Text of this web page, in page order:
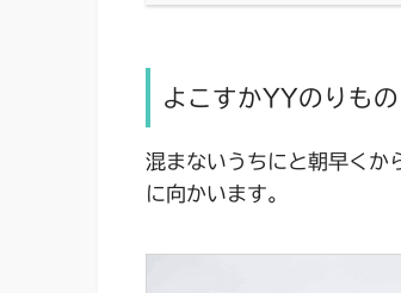
よこすかYYのりも
混まないうちにと朝早くか
に向かいます。